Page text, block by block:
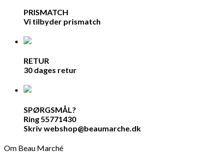
PRISMATCH
Vi tilbyder prismatch
RETUR
30 dages retur
SPØRGSMÅL?
Ring 55771430
Skriv webshop@beaumarche.dk
Om Beau Marché